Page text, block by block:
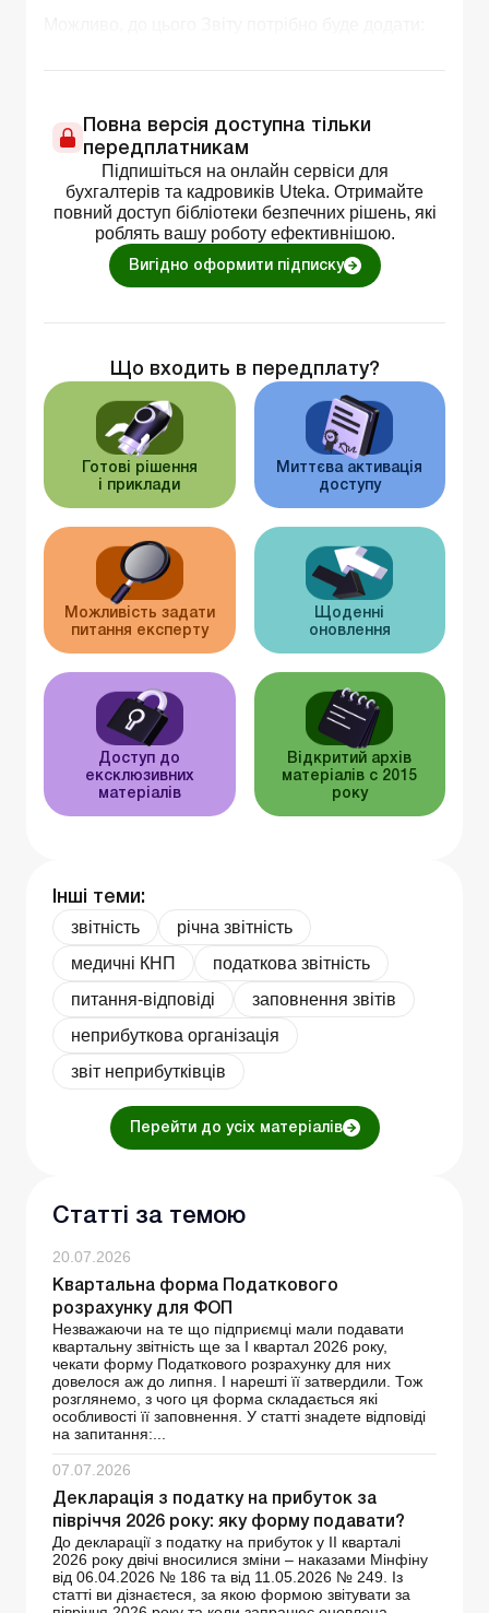
Повна версія доступна тільки
передплатникам
Підпишіться на онлайн сервіси для
бухгалтерів та кадровиків Uteka. Отримайте
повний доступ бібліотеки безпечних рішень, які
роблять вашу роботу ефективнішою.
Вигідно оформити підписку
Що входить в передплату?
Готові рішення
і приклади
Миттєва активація
доступу
Можливість задати
питання експерту
Щоденні
оновлення
Доступ до
ексклюзивних
матеріалів
Відкритий архів
матеріалів c 2015
року
Інші теми:
звітність
річна звітність
медичні КНП
податкова звітність
питання-відповіді
заповнення звітів
неприбуткова організація
звіт неприбутківців
Перейти до усіх матеріалів
Статті за темою
20.07.2026
Квартальна форма Податкового
розрахунку для ФОП
Незважаючи на те що підприємці мали подавати
квартальну звітність ще за І квартал 2026 року,
чекати форму Податкового розрахунку для них
довелося аж до липня. І нарешті її затвердили. Тож
розглянемо, з чого ця форма складається які
особливості її заповнення. У статті знадете відповіді
на запитання:...
07.07.2026
Декларація з податку на прибуток за
півріччя 2026 року: яку форму подавати?
До декларації з податку на прибуток у ІІ кварталі
2026 року двічі вносилися зміни – наказами Мінфіну
від 06.04.2026 № 186 та від 11.05.2026 № 249. Із
статті ви дізнаєтеся, за якою формою звітувати за